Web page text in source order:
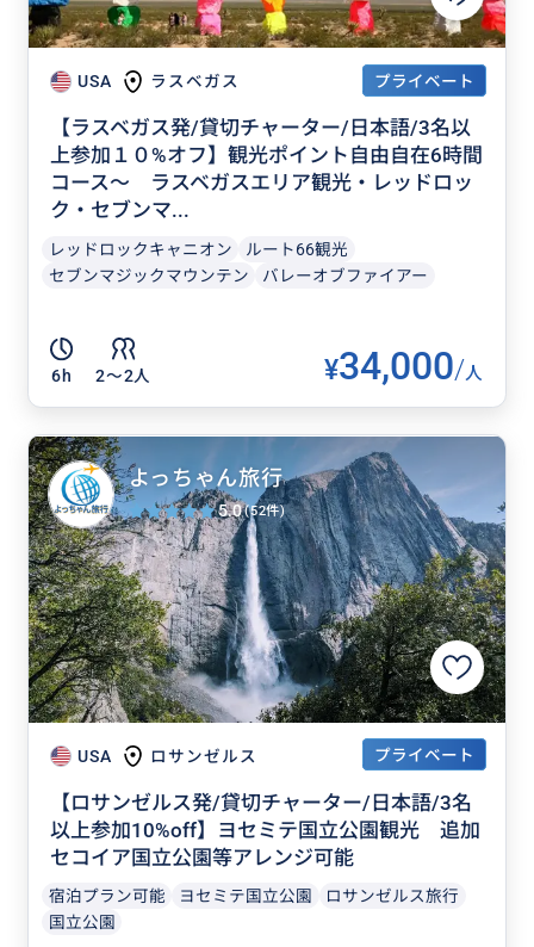
USA ラスベガス プライベート
【ラスベガス発/貸切チャーター/日本語/3名以
上参加１０%オフ】観光ポイント自由自在6時間
コース～ ラスベガスエリア観光・レッドロッ
ク・セブンマ...
レッドロックキャニオン
ルート66観光
セブンマジックマウンテン
バレーオブファイアー
6h 2〜2人 ¥34,000/人
USA ロサンゼルス プライベート
【ロサンゼルス発/貸切チャーター/日本語/3名
以上参加10%off】ヨセミテ国立公園観光 追加
セコイア国立公園等アレンジ可能
宿泊プラン可能 ヨセミテ国立公園
ロサンゼルス旅行
国立公園
よっちゃん旅行
5.0(52件)